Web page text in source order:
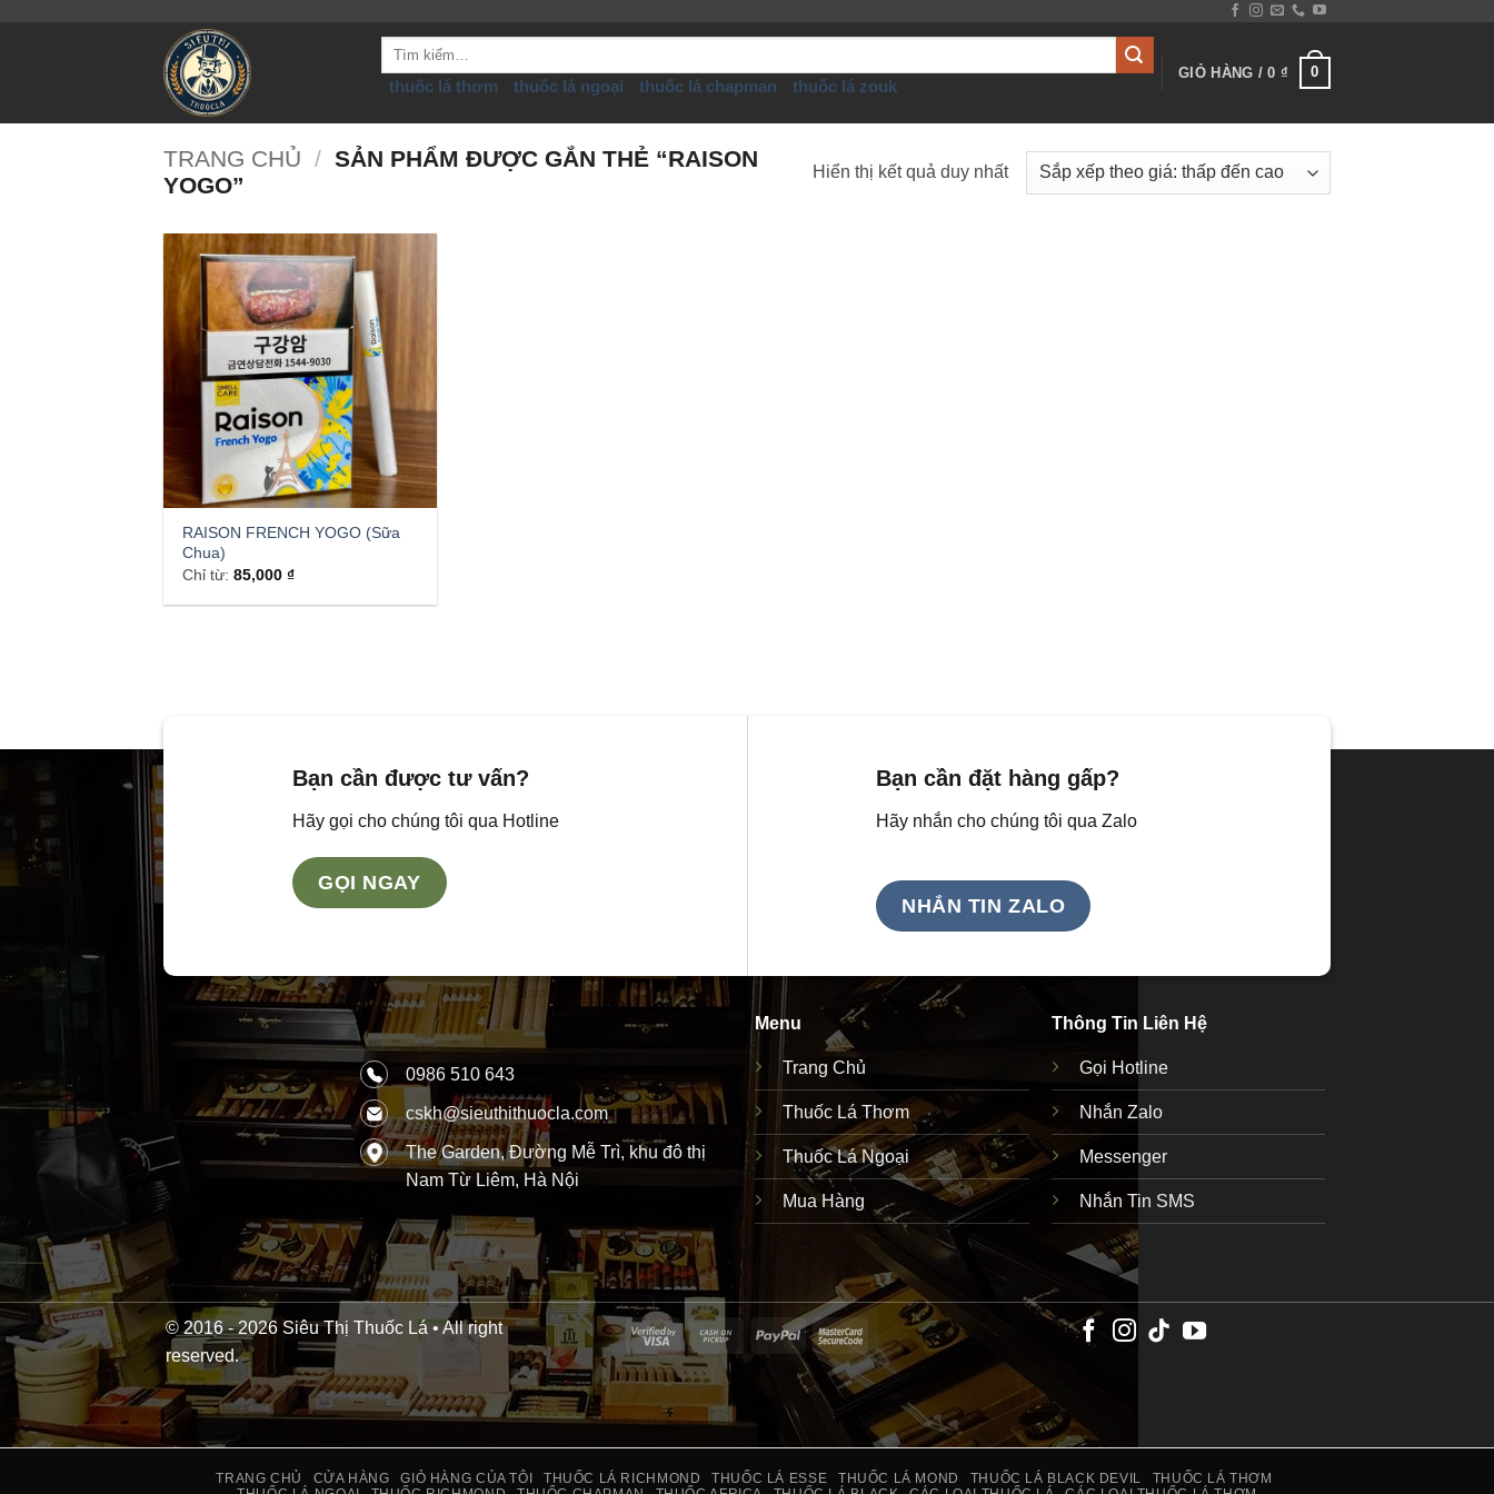
Tìm
thuốc lá thơm thuốc lá ngoại thuốc lá chapman thuốc lá zouk
GIỎ HÀNG /0 ₫ 0
TRANG CHỦ / SẢN PHẨM ĐƯỢC GẮN THẺ “RAISON
YOGO”
Hiển thị kết quả duy nhất
RAISON FRENCH YOGO (Sữa
Chua)
Chỉ từ:85,000₫
Bạn cần được tư vấn?
Hãy gọi cho chúng tôi qua Hotline
GỌI NGAY
Bạn cần đặt hàng gấp?
Hãy nhắn cho chúng tôi qua Zalo
NHẮN TIN ZALO
0986 510 643
cskh@sieuthithuocla.com
The Garden, Đường Mễ Trì, khu đô thị
Nam Từ Liêm, Hà Nội
Menu
Trang Chủ
Thuốc Lá Thơm
Thuốc Lá Ngoại
Mua Hàng
Thông Tin Liên Hệ
Gọi Hotline
Nhắn Zalo
Messenger
Nhắn Tin SMS
© 2016 - 2026 Siêu Thị Thuốc Lá • All right
reserved.
Visa
2
Cash
PayPal MasterCard
2
TRANG CHỦ CỬA HÀNG GIỎ HÀNG CỦA TÔI THUỐC LÁ RICHMOND THUỐC LÁ ESSE THUỐC LÁ MOND THUỐC LÁ BLACK DEVIL
THUỐC LÁ THƠM